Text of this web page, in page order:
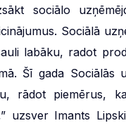
sociālo
Sociālā
labāku, radot
Šī gada Sociālās
rādot piemērus,
Imants